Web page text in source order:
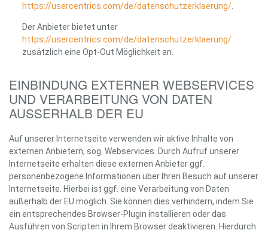
https://usercentrics.com/de/datenschutzerklaerung/
Der Anbieter bietet unter
https://usercentrics.com/de/datenschutzerklaerung/
zusätzlich eine Opt-Out Möglichkeit an.
EINBINDUNG EXTERNER WEBSERVICES
UND VERARBEITUNG VON DATEN
AUSSERHALB DER EU
Auf unserer Internetseite verwenden wir aktive Inhalte von
externen Anbietern, sog. Webservices. Durch Aufruf unserer
Internetseite erhalten diese externen Anbieter ggf.
personenbezogene Informationen über Ihren Besuch auf unserer
Internetseite. Hierbei ist ggf. eine Verarbeitung von Daten
außerhalb der EU möglich. Sie können dies verhindern, indem Sie
ein entsprechendes Browser-Plugin installieren oder das
Ausführen von Scripten in Ihrem Browser deaktivieren. Hierdurch